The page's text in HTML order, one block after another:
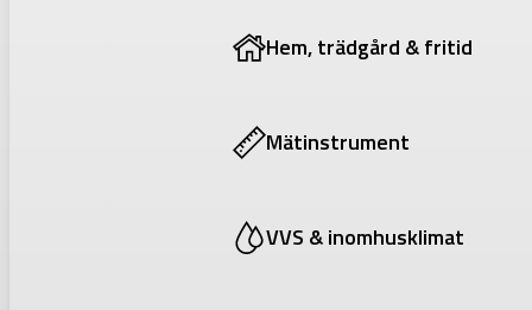
Hem, trädgård & fritid
Mätinstrument
VVS & inomhusklimat